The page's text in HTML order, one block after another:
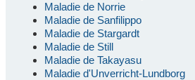
Maladie de Norrie
Maladie de Sanfilippo
Maladie de Stargardt
Maladie de Still
Maladie de Takayasu
Maladie d'Unverricht-Lundborg